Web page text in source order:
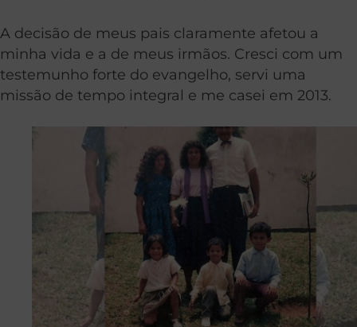
A decisão de meus pais claramente afetou a
minha vida e a de meus irmãos. Cresci com um
testemunho forte do evangelho, servi uma
missão de tempo integral e me casei em 2013.